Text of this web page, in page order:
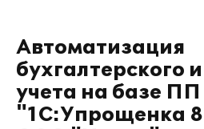
Автоматизация
бухгалтерского
учета на базе ПП
"1C:Упрощенка